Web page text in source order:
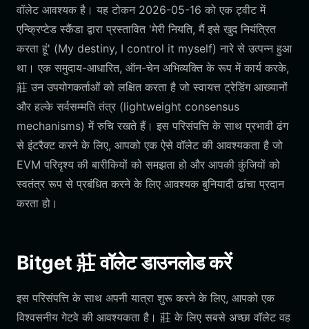
वॉलेट आवश्यक है। यह टोकन 2026-05-16 को एक ट्वीट में
एन्क्रिप्टेड स्कैंडा द्वारा प्रस्तावित 'मेरी नियति, मैं इसे खुद नियंत्रित
करता हूं' (My destiny, I control it myself) नारे से उत्पन्न हुआ
था। एक समुदाय-आधारित, ऑन-चेन अभिव्यक्ति के रूप में कार्य करके,
莊 उन उपयोगकर्ताओं को लक्षित करता है जो स्वायत्त ट्रेडिंग आख्यानों
और हल्के सर्वसम्मति तंत्र (lightweight consensus
mechanisms) में रुचि रखते हैं। इस परिसंपत्ति के साथ प्रभावी ढंग
से इंटरैक्ट करने के लिए, आपको एक ऐसे वॉलेट की आवश्यकता है जो
EVM परिदृश्य की बारीकियों को समझता हो और आपकी कुंजियों को
स्वतंत्र रूप से प्रबंधित करने के लिए आवश्यक बुनियादी ढांचा प्रदान
करता हो।
Bitget 莊 वॉलेट डाउनलोड करें
इस परिसंपत्ति के साथ अपनी यात्रा शुरू करने के लिए, आपको एक
विश्वसनीय गेटवे की आवश्यकता है। 莊 के लिए सबसे अच्छा वॉलेट वह